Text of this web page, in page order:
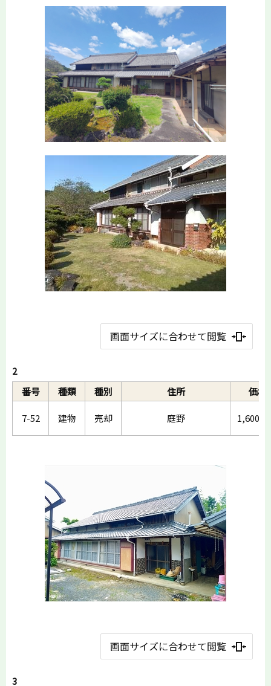
画面サイズに合わせて閲覧
2
番号
種類 種別 住所 価格
7-52 建物 売却 庭野 1,600万
画面サイズに合わせて閲覧
3